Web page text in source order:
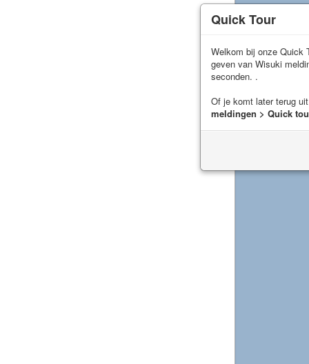
Quick Tour
Welkom bij onze Quick
geven van Wisuki
seconden. .
Of je komt later terug
meldingen > Quick